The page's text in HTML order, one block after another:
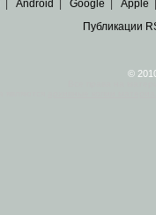
Android Google Apple
Публикации
©